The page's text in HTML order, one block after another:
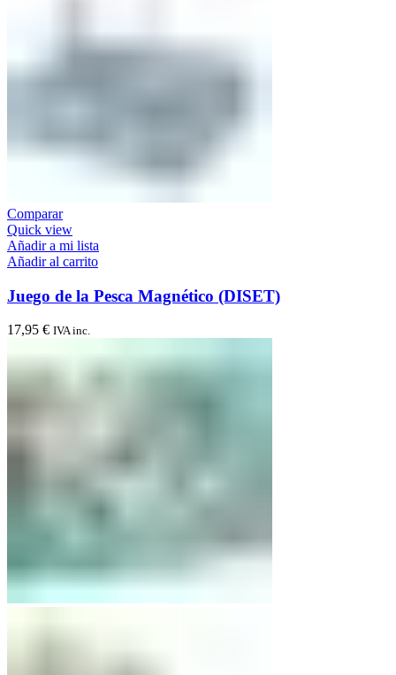
Comparar
Quick view
Añadir a mi lista
Añadir al carrito
Juego de la Pesca Magnético (DISET)
17,95 € IVA inc.